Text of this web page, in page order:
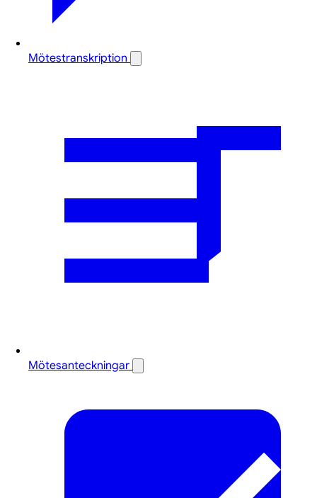
Mötestranskription
Mötesanteckningar